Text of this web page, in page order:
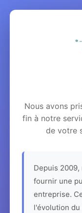
Nous avons
fin à notre
de votre
Depuis
fournir une
entreprise.
l'évolution